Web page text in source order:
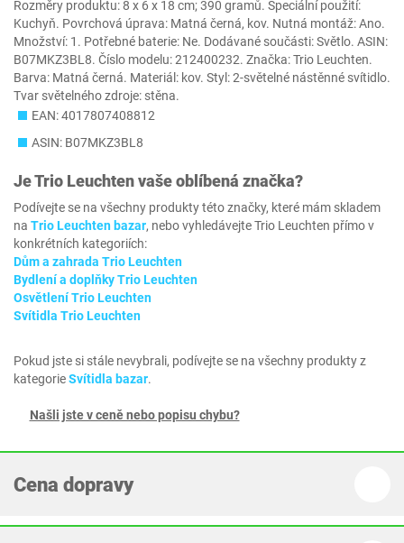
Rozměry produktu: 8 x 6 x 18 cm; 390 gramů. Speciální použití:
Kuchyň. Povrchová úprava: Matná černá, kov. Nutná montáž: Ano.
Množství: 1. Potřebné baterie: Ne. Dodávané součásti: Světlo. ASIN:
B07MKZ3BL8. Číslo modelu: 212400232. Značka: Trio Leuchten.
Barva: Matná černá. Materiál: kov. Styl: 2-světelné nástěnné svítidlo.
Tvar světelného zdroje: stěna.
EAN: 4017807408812
ASIN: B07MKZ3BL8
JeTrio Leuchtenvaše oblíbená značka?
Podívejte se na všechny produkty této značky, které mám skladem
na Trio Leuchten bazar, nebo vyhledávejte Trio Leuchten přímo v
konkrétních kategoriích:
Dům a zahrada Trio Leuchten
Bydlení a doplňky Trio Leuchten
Osvětlení Trio Leuchten
Svítidla Trio Leuchten
Pokud jste si stále nevybrali, podívejte se na všechny produkty z
kategorieSvítidla bazar.
Našli jste v ceně nebo popisu chybu?
Cena dopravy